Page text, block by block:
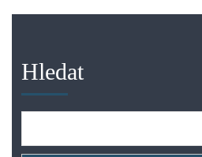
Hledat